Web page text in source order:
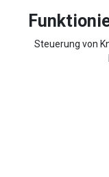
Steuerung von